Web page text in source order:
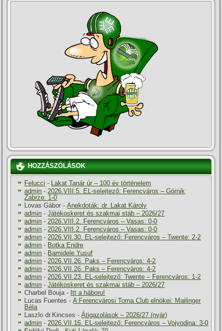
HOZZÁSZÓLÁSOK
Felucci - Lakat Tanár úr – 100 év történelem
admin - 2026.VIII.5. EL-selejtező: Ferencváros – Górnik
Zabrze: 1-0
Lovas Gábor -Anekdoták: dr. Lakat Károly
admin -Játékoskeret és szakmai stáb – 2026/27
admin - 2026.VIII.2. Ferencváros – Vasas: 0-0
admin - 2026.VIII.2. Ferencváros – Vasas: 0-0
admin - 2026.VII.30. EL-selejtező: Ferencváros – Twente: 2-2
admin - Botka Endre
admin - Bamidele Yusuf
admin - 2026.VII.26. Paks – Ferencváros: 4-2
admin - 2026.VII.26. Paks – Ferencváros: 4-2
admin - 2026.VII.23. EL-selejtező: Twente – Ferencváros: 1-2
admin -Játékoskeret és szakmai stáb – 2026/27
Charbel Bouja - Itt a háboru!
Lucas Fuentes -A Ferencvárosi Torna Club elnökei: Mailinger
Béla
Laszlo dr.Kincses -Átigazolások – 2026/27 (nyár)
admin - 2026.VII.16. EL-selejtező: Ferencváros – Vojvodina: 3-0